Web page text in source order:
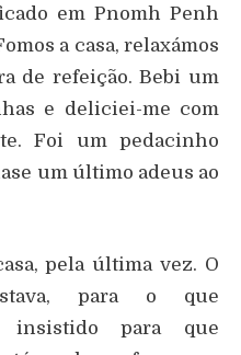
em Pnomh Penh
a casa, relaxámos
de refeição. Bebi um
e deliciei-me com
Foi um pedacinho
um último adeus ao
pela última vez. O
para o que
insistido para que